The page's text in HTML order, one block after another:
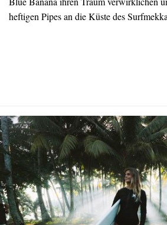
heftigen Pipes an die Küste des